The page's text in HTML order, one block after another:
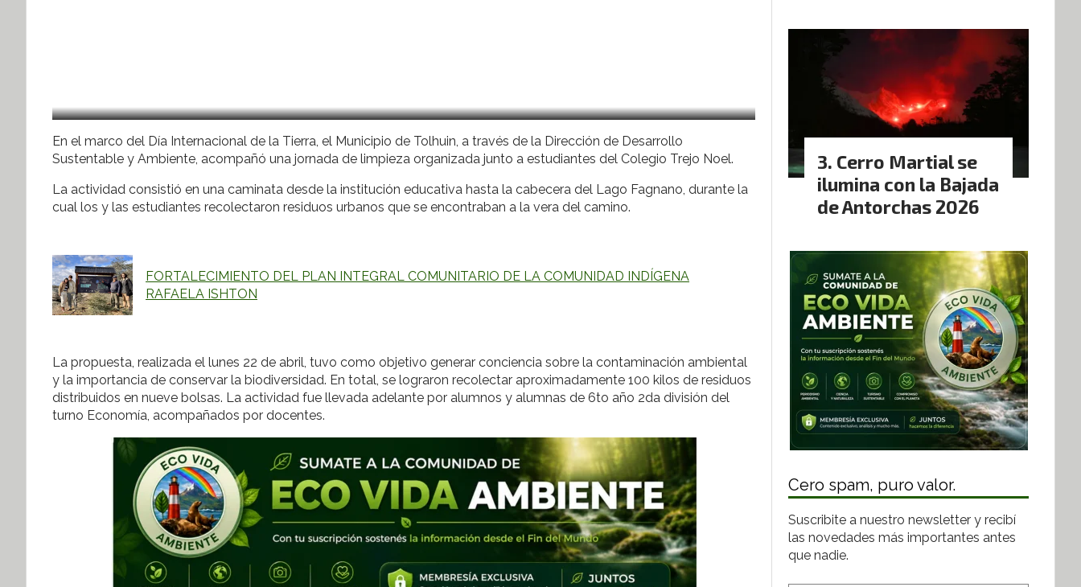
En el marco del Día Internacional de la Tierra, el Municipio de Tolhuin, a través de la Dirección de Desarrollo
Sustentable y Ambiente, acompañó una jornada de limpieza organizada junto a estudiantes del Colegio Trejo Noel.
La actividad consistió en una caminata desde la institución educativa hasta la cabecera del Lago Fagnano, durante la
cual los y las estudiantes recolectaron residuos urbanos que se encontraban a la vera del camino.
FORTALECIMIENTO DEL PLAN INTEGRAL COMUNITARIO DE LA COMUNIDAD INDÍGENA
RAFAELA ISHTON
La propuesta, realizada el lunes 22 de abril, tuvo como objetivo generar conciencia sobre la contaminación ambiental
y la importancia de conservar la biodiversidad. En total, se lograron recolectar aproximadamente 100 kilos de residuos
distribuidos en nueve bolsas. La actividad fue llevada adelante por alumnos y alumnas de 6to año 2da división del
turno Economía, acompañados por docentes.
Cerro Martial se
ilumina con la Bajada
de Antorchas 2026
Cero spam, puro valor.
Suscribite a nuestro newsletter y recibí
las novedades más importantes antes
que nadie.